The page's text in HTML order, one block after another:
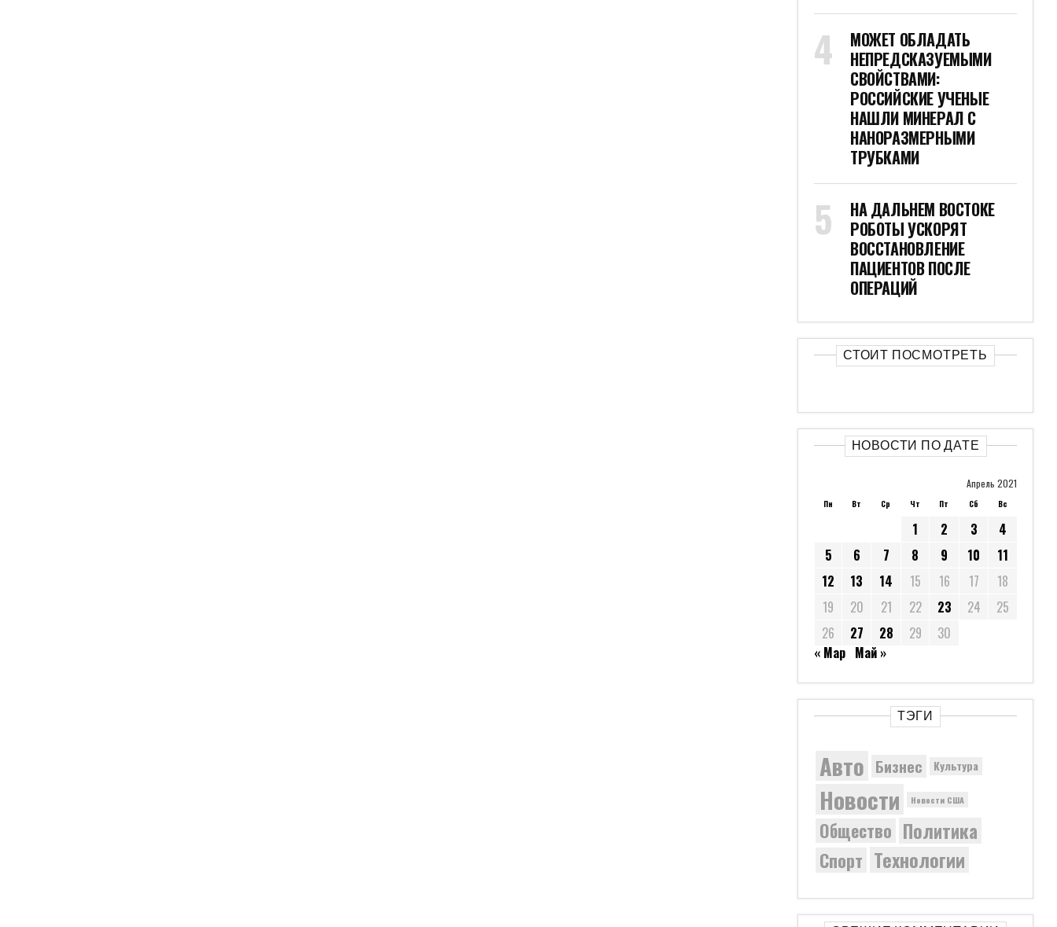
МОЖЕТ ОБЛАДАТЬ
НЕПРЕДСКАЗУЕМЫМИ
СВОЙСТВАМИ:
РОССИЙСКИЕ УЧЕНЫЕ
НАШЛИ МИНЕРАЛ С
НАНОРАЗМЕРНЫМИ
ТРУБКАМИ
НА ДАЛЬНЕМ ВОСТОКЕ
РОБОТЫ УСКОРЯТ
ВОССТАНОВЛЕНИЕ
ПАЦИЕНТОВ ПОСЛЕ
ОПЕРАЦИЙ
СТОИТ ПОСМОТРЕТЬ
НОВОСТИ ПО ДАТЕ
Апрель 2021
Пн Вт Ср Чт Пт Сб Вс
1 2 3
4
5
6 7 8 9 10
11
12
13 14 15 16 17
18
19
20 21 22 23 24
25
26
27 28 29
30
« Мар Май »
ТЭГИ
Авто Бизнес Культура
Новости Новости США
Общество Политика
Спорт Технологии